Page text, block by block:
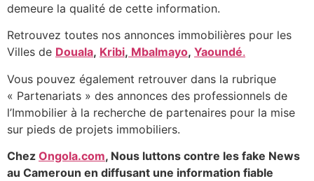
demeure la qualité de cette information.
Retrouvez toutes nos annonces immobilières pour les
Villes de Douala, Kribi, Mbalmayo, Yaoundé.
Vous pouvez également retrouver dans la rubrique
« Partenariats » des annonces des professionnels de
l’Immobilier à la recherche de partenaires pour la mise
sur pieds de projets immobiliers.
Chez Ongola.com, Nous luttons contre les fake News
au Cameroun en diffusant une information fiable